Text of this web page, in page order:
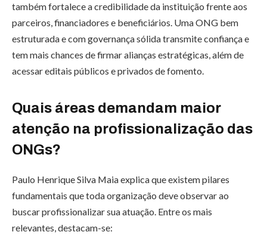
também fortalece a credibilidade da instituição frente aos
parceiros, financiadores e beneficiários. Uma ONG bem
estruturada e com governança sólida transmite confiança e
tem mais chances de firmar alianças estratégicas, além de
acessar editais públicos e privados de fomento.
Quais áreas demandam maior
atenção na profissionalização das
ONGs?
Paulo Henrique Silva Maia explica que existem pilares
fundamentais que toda organização deve observar ao
buscar profissionalizar sua atuação. Entre os mais
relevantes, destacam-se: